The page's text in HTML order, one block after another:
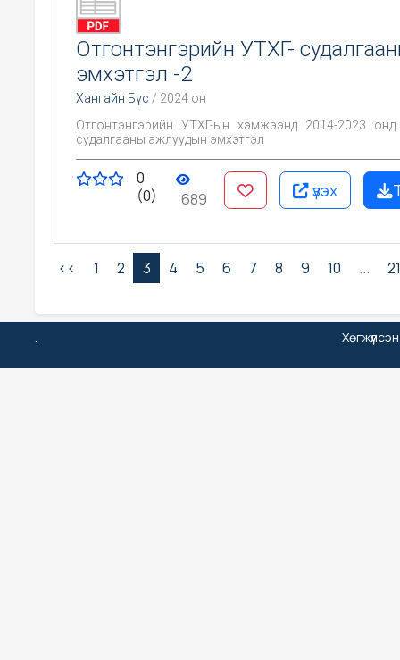
Отгонтэнгэрийн УТХГ-
эмхэтгэл -2
Хангайн Бүс / 2024 он
Отгонтэнгэрийн УТХГ-ын хэмжээнд 2014-2023 онд
судалгааны ажлуудын эмхэтгэл
0
(0)
689 үзэх
<< 1 2 3 4 5 6 7 8 9 10 ... 21
.